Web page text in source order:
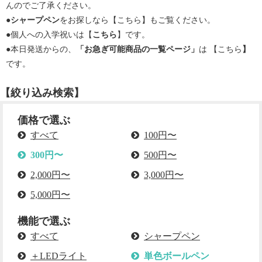
んのでご了承ください。
●シャープペンをお探しなら【 こちら 】もご覧ください。
●個人への入学祝いは【 こちら 】です。
●本日発送からの、
「お急ぎ可能商品の一覧ページ」 は 【 こちら 】
です。
【絞り込み検索】
価格で選ぶ
すべて
100円〜
300円〜
500円〜
2,000円〜
3,000円〜
5,000円〜
機能で選ぶ
すべて
シャープペン
＋LEDライト
単色ボールペン